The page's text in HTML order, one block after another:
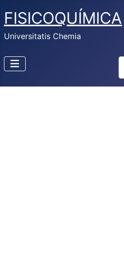
FISICOQUÍMICA
Universitatis Chemia